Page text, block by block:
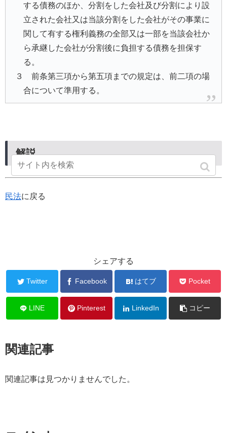
する債務のほか、分割をした会社及び分割により設
立された会社又は当該分割をした会社がその事業に
関して有する権利義務の全部又は一部を当該会社か
ら承継した会社が分割後に負担する債務を担保す
る。
３ 前条第三項から第五項までの規定は、前二項の場
合について準用する。
解説
民法に戻る
シェアする
Twitter Facebook はてブ Pocket
LINE Pinterest LinkedIn コピー
関連記事
関連記事は見つかりませんでした。